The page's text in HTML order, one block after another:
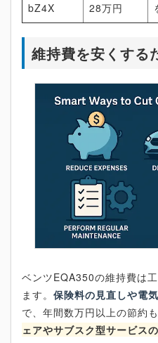
bZ4X
28万円
維持費を安くする
ベンツEQA350の維持費は
ます。 保険料の見直しや電
で、年間数万円以上の節約
ェアやサブスク型サービス